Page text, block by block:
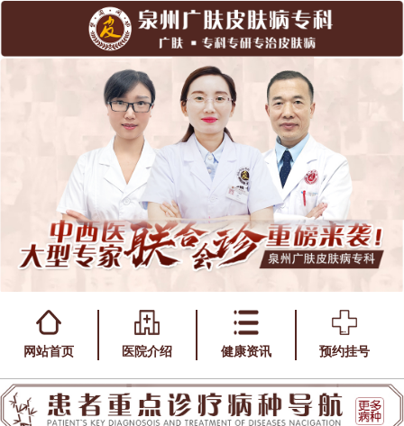
网站首页 医院介绍 健康资讯 预约挂号